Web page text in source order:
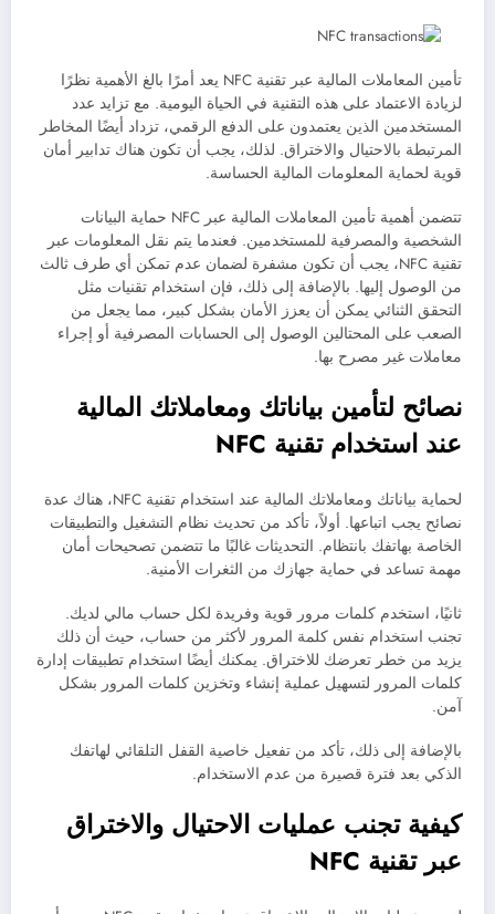
تأمين المعاملات المالية عبر تقنية NFC يعد أمرًا بالغ الأهمية نظرًا
لزيادة الاعتماد على هذه التقنية في الحياة اليومية. مع تزايد عدد
المستخدمين الذين يعتمدون على الدفع الرقمي، تزداد أيضًا المخاطر
المرتبطة بالاحتيال والاختراق. لذلك، يجب أن تكون هناك تدابير أمان
قوية لحماية المعلومات المالية الحساسة.
تتضمن أهمية تأمين المعاملات المالية عبر NFC حماية البيانات
الشخصية والمصرفية للمستخدمين. فعندما يتم نقل المعلومات عبر
تقنية NFC، يجب أن تكون مشفرة لضمان عدم تمكن أي طرف ثالث
من الوصول إليها. بالإضافة إلى ذلك، فإن استخدام تقنيات مثل
التحقق الثنائي يمكن أن يعزز الأمان بشكل كبير، مما يجعل من
الصعب على المحتالين الوصول إلى الحسابات المصرفية أو إجراء
معاملات غير مصرح بها.
نصائح لتأمين بياناتك ومعاملاتك المالية
عند استخدام تقنية NFC
لحماية بياناتك ومعاملاتك المالية عند استخدام تقنية NFC، هناك عدة
نصائح يجب اتباعها. أولاً، تأكد من تحديث نظام التشغيل والتطبيقات
الخاصة بهاتفك بانتظام. التحديثات غالبًا ما تتضمن تصحيحات أمان
مهمة تساعد في حماية جهازك من الثغرات الأمنية.
ثانيًا، استخدم كلمات مرور قوية وفريدة لكل حساب مالي لديك.
تجنب استخدام نفس كلمة المرور لأكثر من حساب، حيث أن ذلك
يزيد من خطر تعرضك للاختراق. يمكنك أيضًا استخدام تطبيقات إدارة
كلمات المرور لتسهيل عملية إنشاء وتخزين كلمات المرور بشكل
آمن.
بالإضافة إلى ذلك، تأكد من تفعيل خاصية القفل التلقائي لهاتفك
الذكي بعد فترة قصيرة من عدم الاستخدام.
كيفية تجنب عمليات الاحتيال والاختراق
عبر تقنية NFC